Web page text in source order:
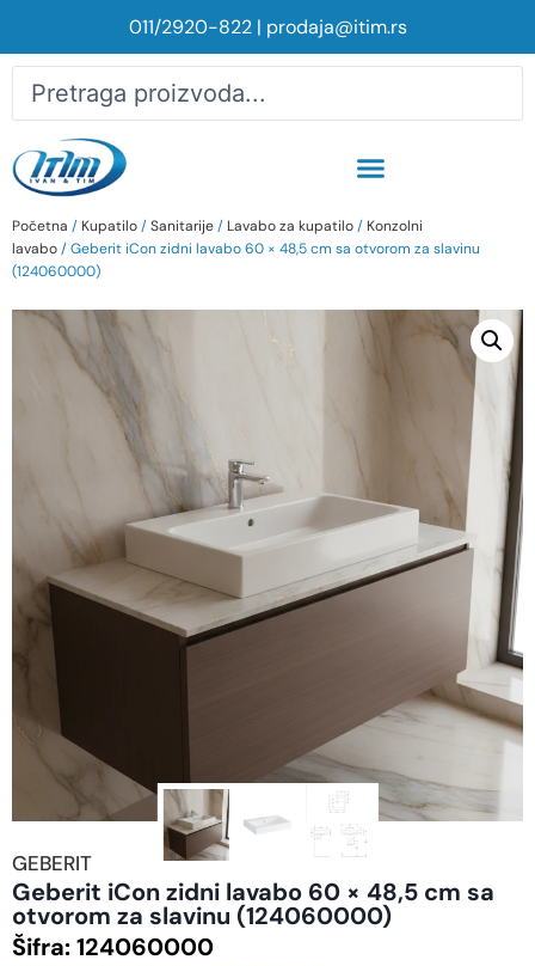
011/2920-822| prodaja@itim.rs
Početna / Kupatilo/Sanitarije/ Lavabo za kupatilo/ Konzolni
lavabo/ Geberit iCon zidni lavabo 60 × 48,5 cm sa otvorom za slavinu
(124060000)
GEBERIT
Geberit iCon zidni lavabo 60 × 48,5 cm sa
otvorom za slavinu (124060000)
Šifra:124060000